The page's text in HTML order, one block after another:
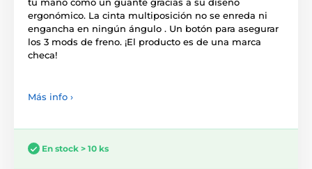
ergonómico. La cinta multiposición no se enreda ni
engancha en ningún ángulo . Un botón para asegurar
los 3 mods de freno. ¡El producto es de una marca
checa!
Más info ›
En stock > 10 ks